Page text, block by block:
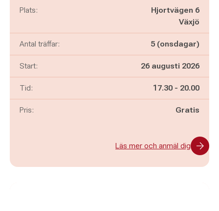
Plats:
Hjortvägen 6
Växjö
Antal träffar: 5 (onsdagar)
Start: 26 augusti 2026
Tid: Pågår mellan
17.30 - och
20.00
Pris: Gratis
Läs mer och anmäl dig